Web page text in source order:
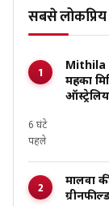
सबसे लोकप्रिय
Mithila
महका
6 घंटे
पहले
मालवा